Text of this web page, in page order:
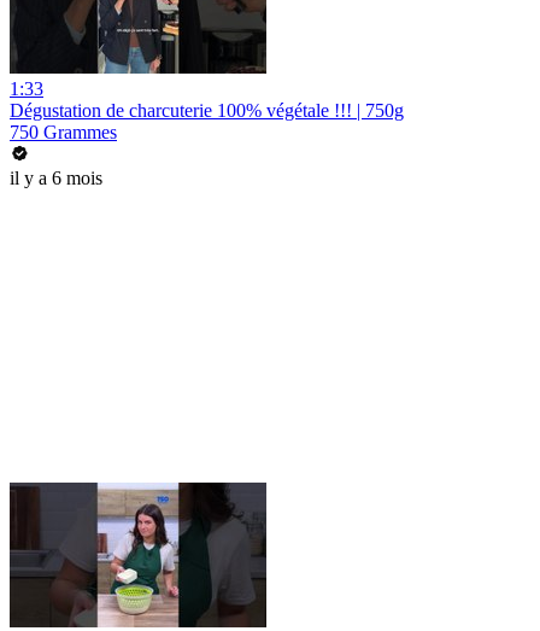
1:33
Dégustation de charcuterie 100% végétale !!! | 750g
750 Grammes
il y a 6 mois